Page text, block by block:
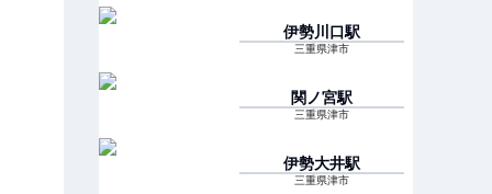
伊勢川口駅
三重県津市
関ノ宮駅
三重県津市
伊勢大井駅
三重県津市